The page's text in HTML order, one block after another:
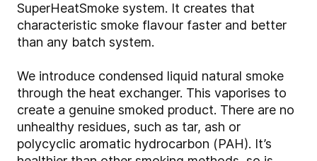
SuperHeatSmoke system. It creates that
characteristic smoke flavour faster and better
than any batch system.
We introduce condensed liquid natural smoke
through the heat exchanger. This vaporises to
create a genuine smoked product. There are no
unhealthy residues, such as tar, ash or
polycyclic aromatic hydrocarbon (PAH). It’s